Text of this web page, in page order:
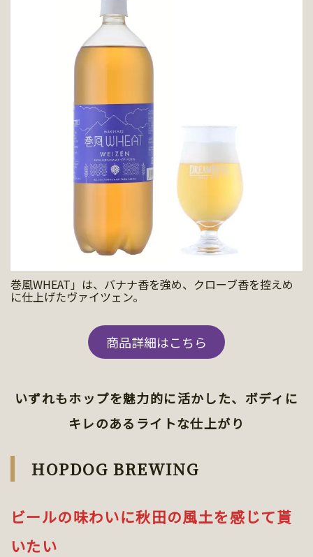
巻風WHEAT」は、バナナ香を強め、クローブ香を控えめ
に仕上げたヴァイツェン。
商品詳細はこちら
いずれもホップを魅力的に活かした、ボディに
キレのあるライトな仕上がり
HOPDOG BREWING
ビールの味わいに秋田の風土を感じて貰
いたい